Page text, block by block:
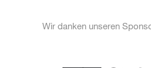
Wir danken unseren